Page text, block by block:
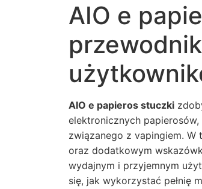
AIO e
AIO e papieros stuczki
elektronicznych
związanego z vapingiem.
oraz dodatkowym
wydajnym i przyjemnym
się, jak wykorzystać pełnię